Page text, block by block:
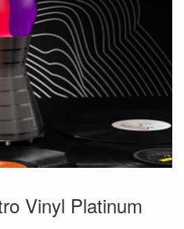
Vinyl Platinum